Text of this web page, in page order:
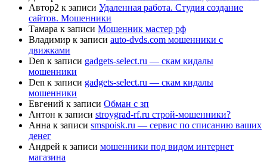
Автор2 к записи Удаленная работа. Студия создание
сайтов. Мошенники
Тамара к записи Мошенник мастер рф
Владимир к записи auto-dvds.com мошенники с
движками
Den к записи gadgets-select.ru — скам кидалы
мошенники
Den к записи gadgets-select.ru — скам кидалы
мошенники
Евгений к записи Обман с зп
Антон к записи stroygrad-rf.ru строй-мошенники?
Анна к записи smspoisk.ru — сервис по списанию ваших
денег
Андрей к записи мошенники под видом интернет
магазина